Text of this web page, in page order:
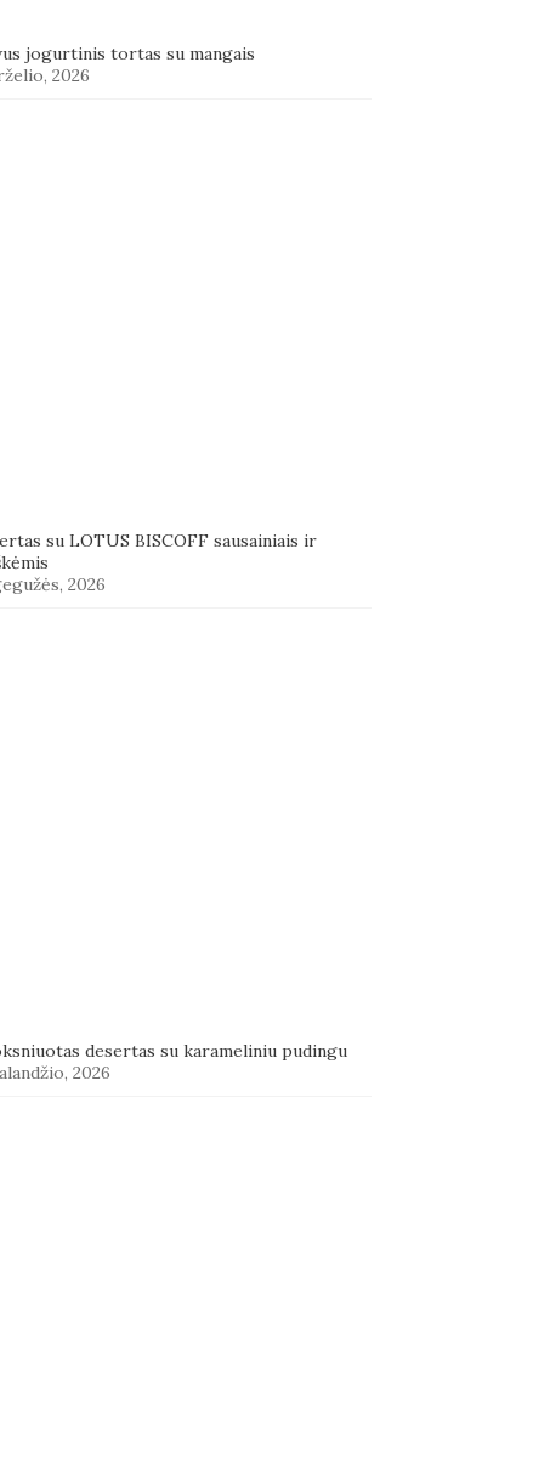
jogurtinis tortas su mangais
2026
su LOTUS BISCOFF sausainiais ir
2026
desertas su karameliniu pudingu
2026